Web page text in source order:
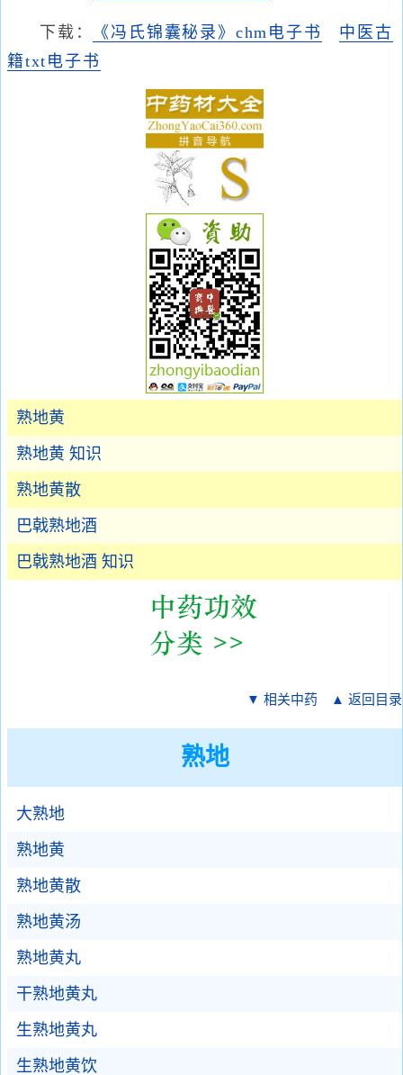
下载： 《冯氏锦囊秘录》chm电子书
中医古
籍txt电子书
熟地黄
熟地黄 知识
熟地黄散
巴戟熟地酒
巴戟熟地酒 知识
▼ 相关中药 ▲ 返回目录
熟地
大熟地
熟地黄
熟地黄散
熟地黄汤
熟地黄丸
干熟地黄丸
生熟地黄丸
生熟地黄饮